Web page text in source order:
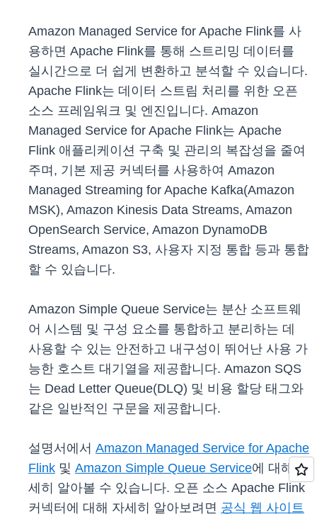
Amazon Managed Service for Apache Flink를 사
용하면 Apache Flink를 통해 스트리밍 데이터를
실시간으로 더 쉽게 변환하고 분석할 수 있습니다.
Apache Flink는 데이터 스트림 처리를 위한 오픈
소스 프레임워크 및 엔진입니다. Amazon
Managed Service for Apache Flink는 Apache
Flink 애플리케이션 구축 및 관리의 복잡성을 줄여
주며, 기본 제공 커넥터를 사용하여 Amazon
Managed Streaming for Apache Kafka(Amazon
MSK), Amazon Kinesis Data Streams, Amazon
OpenSearch Service, Amazon DynamoDB
Streams, Amazon S3, 사용자 지정 통합 등과 통합
할 수 있습니다.
Amazon Simple Queue Service는 분산 소프트웨
어 시스템 및 구성 요소를 통합하고 분리하는 데
사용할 수 있는 안전하고 내구성이 뛰어난 사용 가
능한 호스트 대기열을 제공합니다. Amazon SQS
는 Dead Letter Queue(DLQ) 및 비용 할당 태그와
같은 일반적인 구문을 제공합니다.
설명서에서 Amazon Managed Service for Apache
Flink 및 Amazon Simple Queue Service에 대해 자
세히 알아볼 수 있습니다. 오픈 소스 Apache Flink
커넥터에 대해 자세히 알아보려면 공식 웹 사이트